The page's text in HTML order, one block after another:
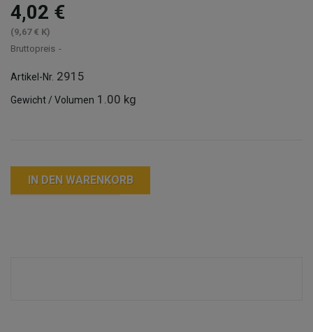
4,02 €
(9,67 € K)
Bruttopreis
Artikel-Nr. 2915
Gewicht / Volumen 1.00 kg
IN DEN WARENKORB